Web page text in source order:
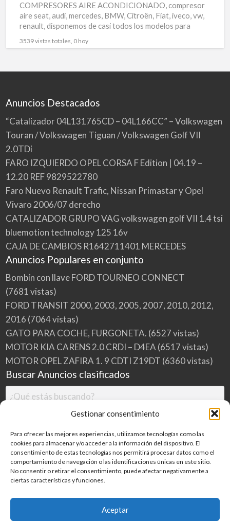
Gestionar consentimiento
Para ofrecer las mejores experiencias, utilizamos tecnologías como las
cookies para almacenar y/o acceder a la información del dispositivo. El
consentimiento de estas tecnologías nos permitirá procesar datos como el
comportamiento de navegación o las identificaciones únicas en este sitio.
No consentir o retirar el consentimiento, puede afectar negativamente a
ciertas características y funciones.
Aceptar
COMPRESORES AIRE ACONDICIONADO, compresor
aire seat, audi, mercedes, BMW, Citroën, Fiat, iveco, vw,
renault, disponemos de casi todos los modelos para
3539 vistas totales, 0 hoy
Anuncios Destacados
“Catalizador 04L131765CD – 04L166CC” – Volkswagen
Touran / Volkswagen Tiguan / Volkswagen Golf VII
2.0TDi
FARO IZQUIERDO OPEL CORSA F Edition | 04.19 –
12.20 REF 9829522780
Faro Nuevo Renault Trafic, Nissan Primastar y Opel
Vivaro 2006/07 derecho
CATALIZADOR GRUPO VAG volkswagen golf VII 1.4 tsi
bluemotion technology 125 16v
CAJA DE CAMBIOS R1642711401 MERCEDES
Anuncios Populares en conjunto
Bombín con llave FORD TOURNEO CONNECT
(7681 vistas)
FORD TRANSIT 2000, 2003, 2005, 2007, 2010, 2012,
2016 (7064 vistas)
GATO PARA COCHE, FURGONETA. (6527 vistas)
MOTOR KIA CARENS 2.0 CRDI – D4EA (6517 vistas)
MOTOR OPEL ZAFIRA 1. 9 CDTI Z19DT (6360 vistas)
Buscar Anuncios clasificados